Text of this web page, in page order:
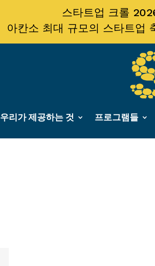
스타트업 크롤
아칸소 최대 규모의 스타트업
우리가 제공하는 것 프로그램들